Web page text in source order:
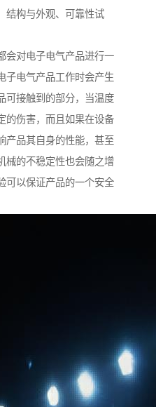
结构与外观、可靠性试
会对电子电气产品进行一
子电气产品工作时会产生
可接触到的部分，当温度
的伤害，而且如果在设备
产品其自身的性能，甚至
械的不稳定性也会随之增
可以保证产品的一个安全